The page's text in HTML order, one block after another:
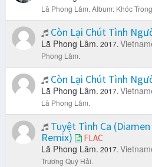
Lã Phong Lâm. Album: Khóc
Còn Lại Chút Tình
Lã Phong Lâm. 2017.
Phong Lâm.
Còn Lại Chút Tình
Lã Phong Lâm. 2017.
Lã Phong Lâm.
Tuyệt Tình Ca
Remix)
FLAC
Lã Phong Lâm. 2017.
Trương Quý Hải.